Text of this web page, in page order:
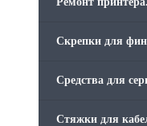
Скрепки для
Средства для
Стяжки для